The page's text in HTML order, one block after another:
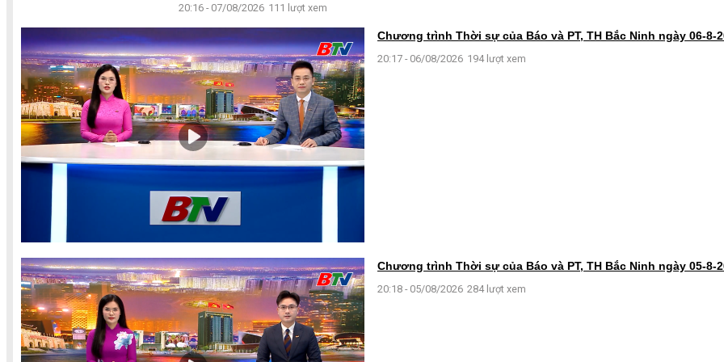
20:16 - 07/08/2026 111 lượt xem
Chương trình Thời sự của Báo và PT, TH Bắc Ninh ngày 06-8-
20:17 - 06/08/2026 194 lượt xem
Chương trình Thời sự của Báo và PT, TH Bắc Ninh ngày 05-8-
20:18 - 05/08/2026 284 lượt xem